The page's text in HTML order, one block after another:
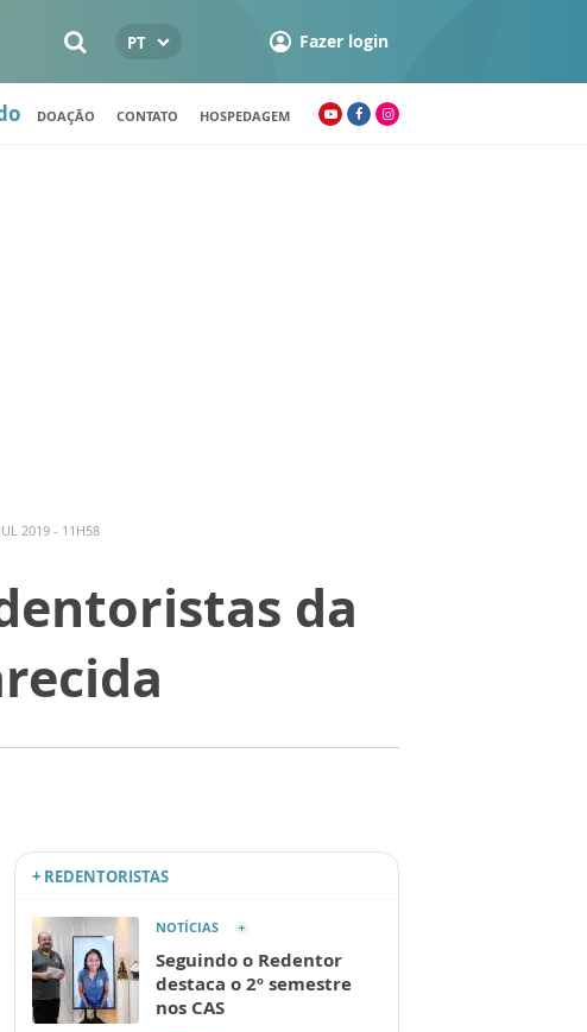
PT Fazer login
DOAÇÃO CONTATO HOSPEDAGEM
2019 - 11H58
da
+ REDENTORISTAS
NOTÍCIAS
Seguindo o Redentor
destaca o 2º semestre
nos CAS